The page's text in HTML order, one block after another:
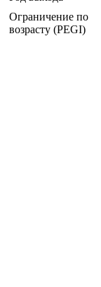
Ограничение по
возрасту (PEGI)